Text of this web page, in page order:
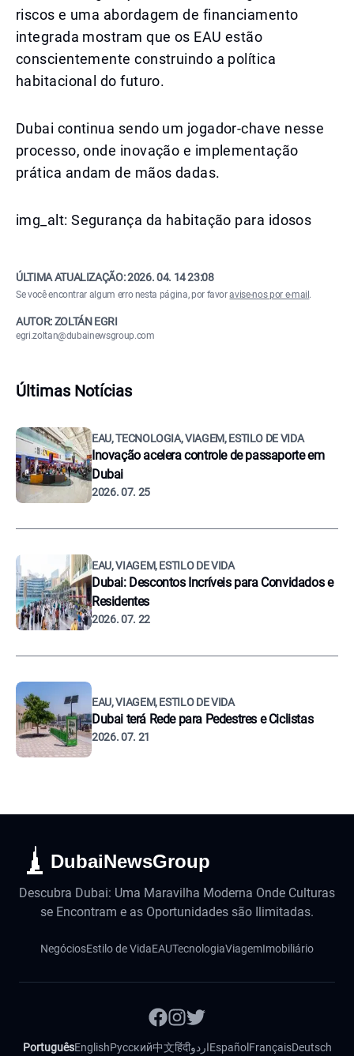
riscos e uma abordagem de financiamento
integrada mostram que os EAU estão
conscientemente construindo a política
habitacional do futuro.
Dubai continua sendo um jogador-chave nesse
processo, onde inovação e implementação
prática andam de mãos dadas.
img_alt: Segurança da habitação para idosos
ÚLTIMA ATUALIZAÇÃO:2026. 04. 14 23:08
Se você encontrar algum erro nesta página, por favoravise-nos por e-mail .
AUTOR: ZOLTÁN EGRI
egri.zoltan@dubainewsgroup.com
Últimas Notícias
EAU, TECNOLOGIA, VIAGEM, ESTILO DE VIDA
Inovação acelera controle de passaporte em
Dubai
2026. 07. 25
EAU, VIAGEM, ESTILO DE VIDA
Dubai: Descontos Incríveis para Convidados e
Residentes
2026. 07. 22
EAU, VIAGEM, ESTILO DE VIDA
Dubai terá Rede para Pedestres e Ciclistas
2026. 07. 21
DubaiNewsGroup
Descubra Dubai: Uma Maravilha Moderna Onde Culturas
se Encontram e as Oportunidades são Ilimitadas.
NegóciosEstilo de VidaEAUTecnologiaViagemImobiliário
PortuguêsEnglishРусский中文हिंदीاردوEspañol FrançaisDeutsch